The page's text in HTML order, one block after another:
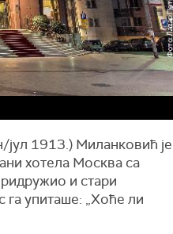
јул 1913.) Миланковић је
хотела Москва са
и стари
га упиташе: „Хоће ли